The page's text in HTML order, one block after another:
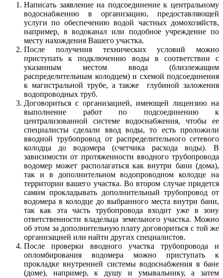
Написать заявление на подсоединение к центральному
водоснабжению в организацию, предоставляющей
услуги по обеспечению водой частных домохозяйств,
например, в водоканал или подобное учреждение по
месту нахождения Вашего участка.
После получения технических условий можно
приступать к подключению воды в соответствии с
указанным местом ввода (близлежащим
распределительным колодцем) и схемой подсоединения
к магистральной трубе, а также глубиной заложения
водопроводных труб.
Договориться с организацией, имеющей лицензию на
выполнение работ по подсоединению к
централизованной системе водоснабжения, чтобы ее
специалисты сделали ввод воды, то есть проложили
вводной трубопровод от распределительного сетевого
колодца до водомера (счетчика расхода воды). В
зависимости от протяженности вводного трубопровода
водомер может располагаться как внутри бани (дома),
так и в дополнительном водопроводном колодце на
территории вашего участка. Во втором случае придется
самим прокладывать дополнительный трубопровод от
водомера в колодце до выбранного места внутри бани,
так как эта часть трубопровода входит уже в зону
ответственности владельца земельного участка. Можно
об этом за дополнительную плату договориться с той же
организацией или найти других специалистов.
После проверки вводного участка трубопровода и
опломбирования водомера можно приступать к
прокладке внутренней системы водоснабжения в бане
(доме), например, к душу и умывальнику, а затем